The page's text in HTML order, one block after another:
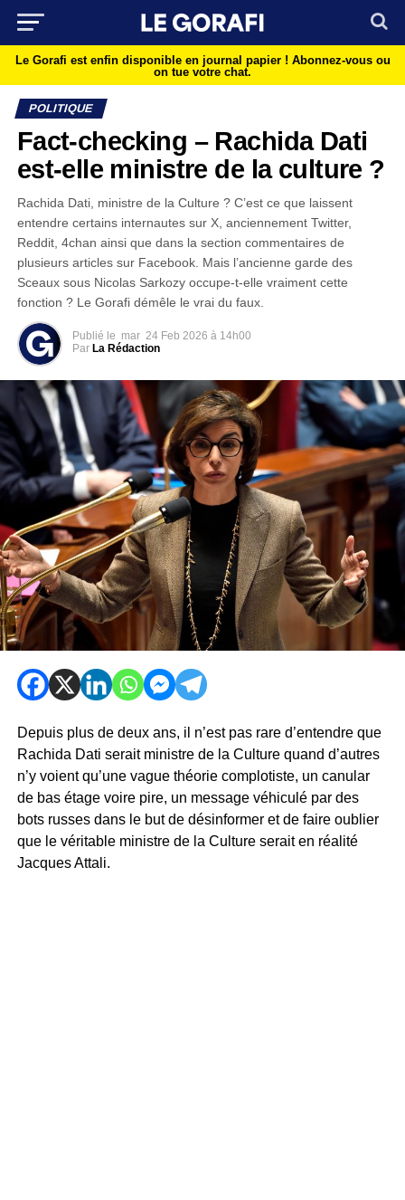
Le Gorafi est enfin disponible en journal papier ! Abonnez-vous ou
on tue votre chat.
POLITIQUE
Fact-checking – Rachida Dati
est-elle ministre de la culture ?
Rachida Dati, ministre de la Culture ? C’est ce que laissent
entendre certains internautes sur X, anciennement Twitter,
Reddit, 4chan ainsi que dans la section commentaires de
plusieurs articles sur Facebook. Mais l’ancienne garde des
Sceaux sous Nicolas Sarkozy occupe-t-elle vraiment cette
fonction ? Le Gorafi démêle le vrai du faux.
Publié le mar 24 Feb 2026 à 14h00
Par La Rédaction
Depuis plus de deux ans, il n’est pas rare d’entendre que
Rachida Dati serait ministre de la Culture quand d’autres
n’y voient qu’une vague théorie complotiste, un canular
de bas étage voire pire, un message véhiculé par des
bots russes dans le but de désinformer et de faire oublier
que le véritable ministre de la Culture serait en réalité
Jacques Attali.